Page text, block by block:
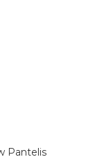
Pantelis